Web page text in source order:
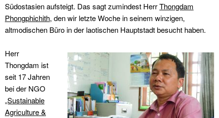
Südostasien aufsteigt. Das sagt zumindest HerrThongdam
Phongphichith, den wir letzte Woche in seinem winzigen,
altmodischen Büro in der laotischen Hauptstadt besucht haben.
Herr
Thongdam ist
seit 17 Jahren
bei der NGO
„Sustainable
Agriculture &